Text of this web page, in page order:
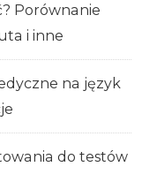
Porównanie
i inne
na język
do testów